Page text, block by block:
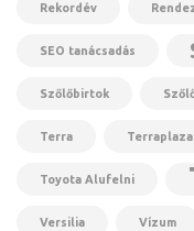
Rekordév
SEO tanácsadás
Szőlőbirtok
Terra Terraplaza
Toyota Alufelni
Versilia Vízum